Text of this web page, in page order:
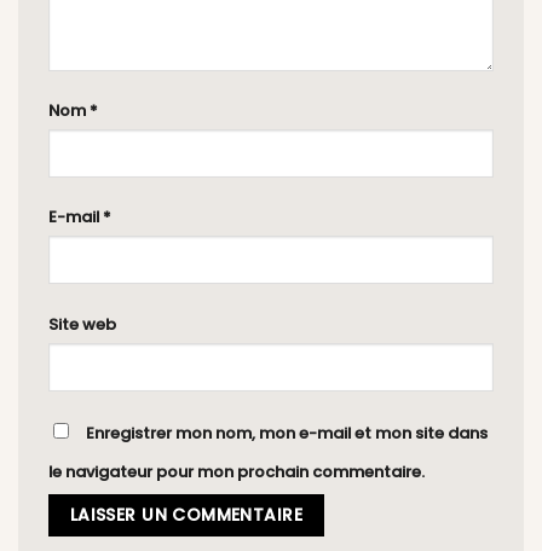
Nom *
E-mail *
Site web
Enregistrer mon nom, mon e-mail et mon site dans
le navigateur pour mon prochain commentaire.